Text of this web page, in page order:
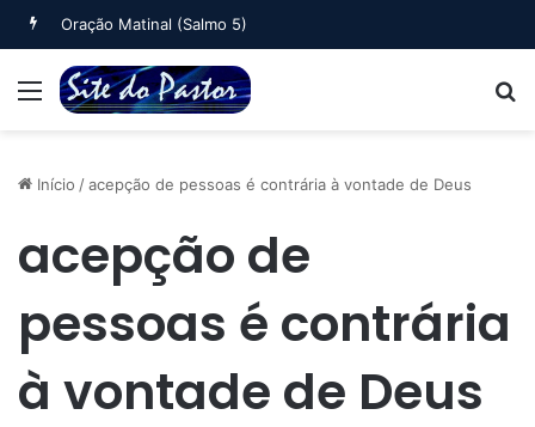
Oração Matinal (Salmo 5)
Menu
Início /acepção de pessoas é contrária à vontade de Deus
acepção de
pessoas é contrária
à vontade de Deus